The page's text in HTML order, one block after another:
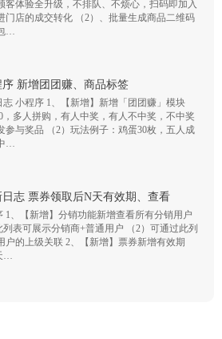
客体验全升级，不排队、不烦心，扫码即加入
门店的成交转化 （2）、批量生成商品二维码
…
序 新增团团赚、商品标签
志 小程序 1、【新增】新增「团团赚」模块
，多人拼购，有人中奖，有人不中奖，不中奖
参与奖品 （2）玩法例子：鸡蛋30枚，五人成
…
日志 票券领取后N天有效期、查看
1、【新增】分销功能新增查看所有分销用户
列表可展示分销商+普通用户 （2）可通过此列
户的上级关联 2、【新增】票券新增有效期
…